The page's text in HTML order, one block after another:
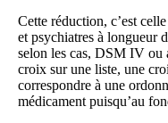
Cette réduction, c’est
et psychiatres à longueur
selon les cas, DSM IV ou
croix sur une liste, une
correspondre à une
médicament puisqu’au